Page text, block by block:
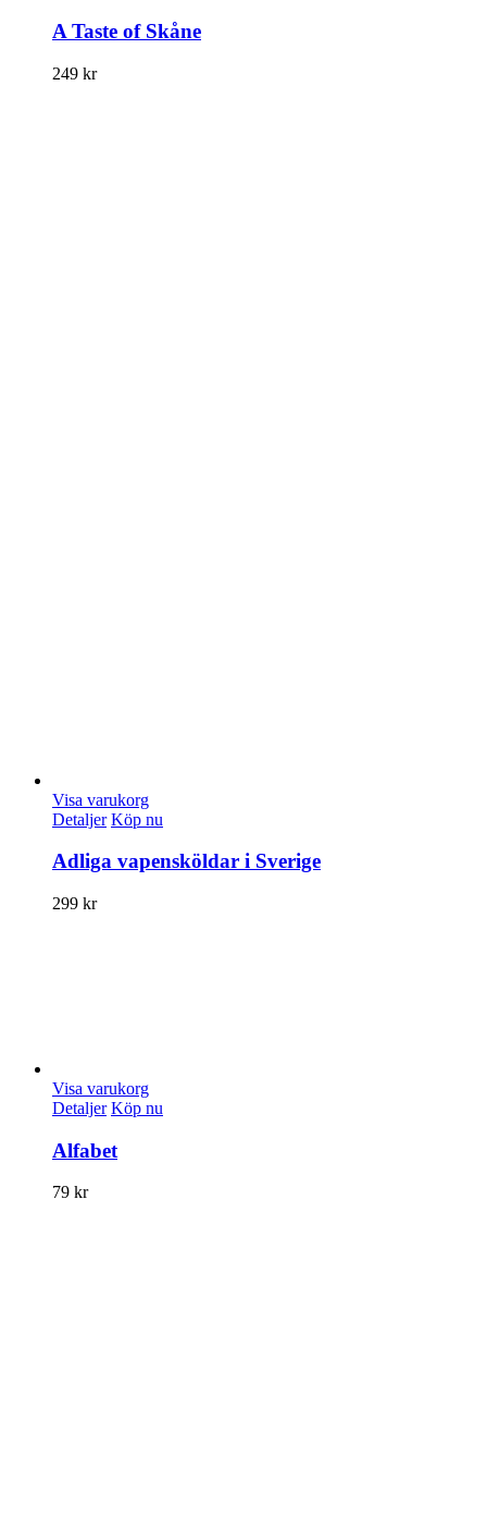
A Taste of Skåne
249 kr
Visa varukorg
Detaljer Köp nu
Adliga vapensköldar i Sverige
299 kr
Visa varukorg
Detaljer Köp nu
Alfabet
79 kr